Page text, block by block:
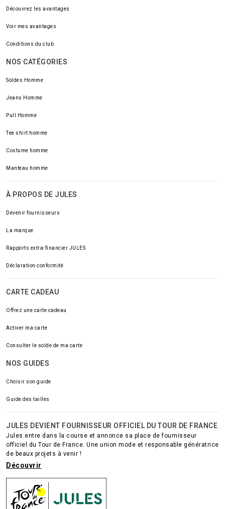
Découvrez les avantages
Voir mes avantages
Conditions du club
NOS CATÉGORIES
Soldes Homme
Jeans Homme
Pull Homme
Tee shirt homme
Costume homme
Manteau homme
À PROPOS DE JULES
Devenir fournisseurs
La marque
Rapports extra-financier JULES
Déclaration conformité
CARTE CADEAU
Offrez une carte cadeau
Activer ma carte
Consulter le solde de ma carte
NOS GUIDES
Choisir son guide
Guide des tailles
JULES DEVIENT FOURNISSEUR OFFICIEL DU TOUR DE FRANCE
Jules entre dans la course et annonce sa place de fournisseur
officiel du Tour de France. Une union mode et responsable génératrice
de beaux projets à venir !
Découvrir